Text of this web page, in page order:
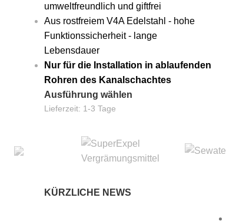
umweltfreundlich und giftfrei
Aus rostfreiem V4A Edelstahl - hohe
Funktionssicherheit - lange
Lebensdauer
Nur für die Installation in ablaufenden
Rohren des Kanalschachtes
Ausführung wählen
Lieferzeit: 1-3 Tage
KÜRZLICHE NEWS